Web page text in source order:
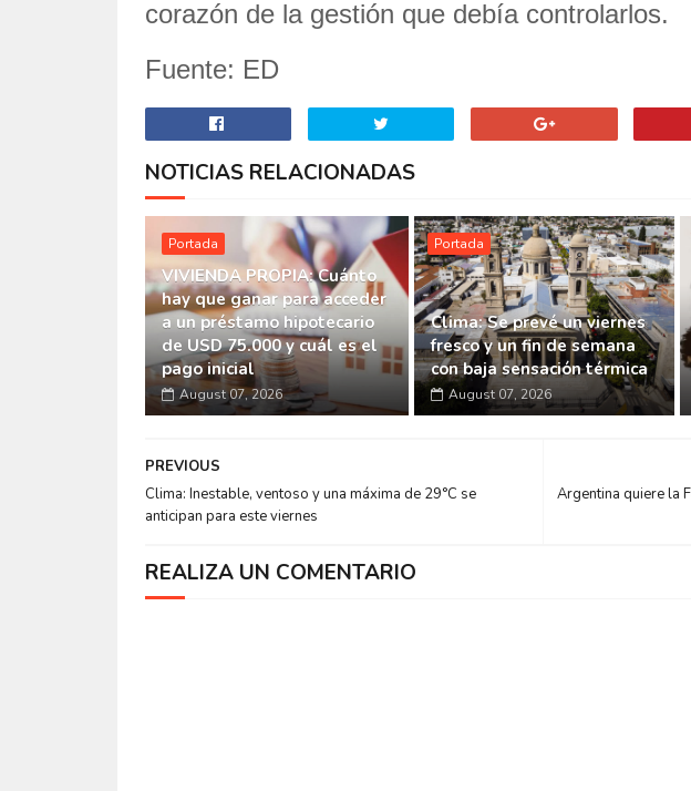
corazón de la gestión que debía controlarlos.
Fuente: ED
NOTICIAS RELACIONADAS
Portada
VIVIENDA PROPIA: Cuánto
hay que ganar para acceder
a un préstamo hipotecario
de USD 75.000 y cuál es el
pago inicial
August 07, 2026
Portada
Clima: Se prevé un viernes
fresco y un fin de semana
con baja sensación térmica
August 07, 2026
Argentina quiere la
PREVIOUS
Clima: Inestable, ventoso y una máxima de 29°C se
anticipan para este viernes
REALIZA UN COMENTARIO